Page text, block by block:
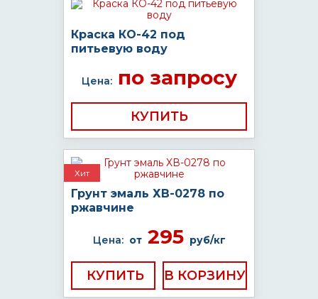
Краска КО-42 под
питьевую воду
Цена:по запросу
КУПИТЬ
Хит
Грунт эмаль ХВ-0278 по
ржавчине
Цена: от295 руб/кг
КУПИТЬ